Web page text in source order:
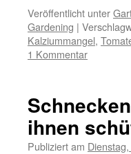
Veröffentlicht unter
Gardening |
Kalziummangel,
1 Kommentar
ihnen
Publiziert am